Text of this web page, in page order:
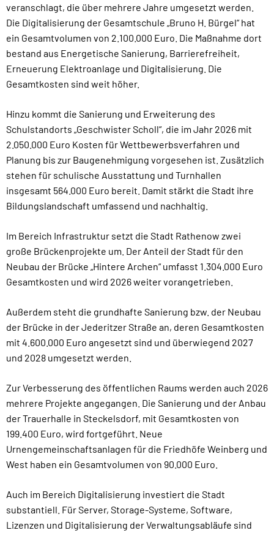
veranschlagt, die über mehrere Jahre umgesetzt werden.
Die Digitalisierung der Gesamtschule „Bruno H. Bürgel“ hat
ein Gesamtvolumen von 2.100.000 Euro. Die Maßnahme dort
bestand aus Energetische Sanierung, Barrierefreiheit,
Erneuerung Elektroanlage und Digitalisierung. Die
Gesamtkosten sind weit höher.
Hinzu kommt die Sanierung und Erweiterung des
Schulstandorts „Geschwister Scholl“, die im Jahr 2026 mit
2.050.000 Euro Kosten für Wettbewerbsverfahren und
Planung bis zur Baugenehmigung vorgesehen ist. Zusätzlich
stehen für schulische Ausstattung und Turnhallen
insgesamt 564.000 Euro bereit. Damit stärkt die Stadt ihre
Bildungslandschaft umfassend und nachhaltig.
Im Bereich Infrastruktur setzt die Stadt Rathenow zwei
große Brückenprojekte um. Der Anteil der Stadt für den
Neubau der Brücke „Hintere Archen“ umfasst 1.304.000 Euro
Gesamtkosten und wird 2026 weiter vorangetrieben.
Außerdem steht die grundhafte Sanierung bzw. der Neubau
der Brücke in der Jederitzer Straße an, deren Gesamtkosten
mit 4.600.000 Euro angesetzt sind und überwiegend 2027
und 2028 umgesetzt werden.
Zur Verbesserung des öffentlichen Raums werden auch 2026
mehrere Projekte angegangen. Die Sanierung und der Anbau
der Trauerhalle in Steckelsdorf, mit Gesamtkosten von
199.400 Euro, wird fortgeführt. Neue
Urnengemeinschaftsanlagen für die Friedhöfe Weinberg und
West haben ein Gesamtvolumen von 90.000 Euro.
Auch im Bereich Digitalisierung investiert die Stadt
substantiell. Für Server, Storage-Systeme, Software,
Lizenzen und Digitalisierung der Verwaltungsabläufe sind